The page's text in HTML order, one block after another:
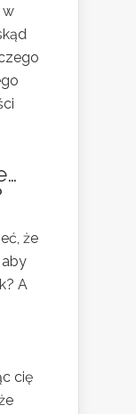
w
że
aby
A
cię